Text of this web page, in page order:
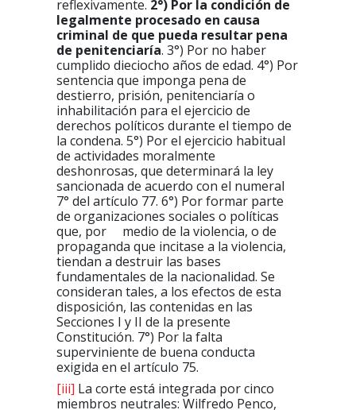
reflexivamente. 2°) Por la condición de
legalmente procesado en causa
criminal de que pueda resultar pena
de penitenciaría. 3°) Por no haber
cumplido dieciocho años de edad. 4°) Por
sentencia que imponga pena de
destierro, prisión, penitenciaría o
inhabilitación para el ejercicio de
derechos políticos durante el tiempo de
la condena. 5°) Por el ejercicio habitual
de actividades moralmente
deshonrosas, que determinará la ley
sancionada de acuerdo con el numeral
7° del artículo 77. 6°) Por formar parte
de organizaciones sociales o políticas
que, por medio de la violencia, o de
propaganda que incitase a la violencia,
tiendan a destruir las bases
fundamentales de la nacionalidad. Se
consideran tales, a los efectos de esta
disposición, las contenidas en las
Secciones I y II de la presente
Constitución. 7°) Por la falta
superviniente de buena conducta
exigida en el artículo 75.
[iii] La corte está integrada por cinco
miembros neutrales: Wilfredo Penco,